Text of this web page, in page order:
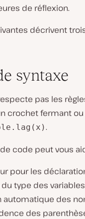
de réflexion.
décrivent
syntaxe
pas les
crochet fermant
.
code peut vous
pour les
type des variables
automatique des
des